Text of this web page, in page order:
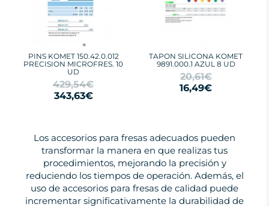
PINS KOMET 150.42.0.012
PRECISION MICROFRES. 10
UD
429,54€
343,63€
TAPON SILICONA KOMET
9891.000.1 AZUL 8 UD
20,61€
16,49€
Los accesorios para fresas adecuados pueden
transformar la manera en que realizas tus
procedimientos, mejorando la precisión y
reduciendo los tiempos de operación. Además, el
uso de accesorios para fresas de calidad puede
incrementar significativamente la durabilidad de